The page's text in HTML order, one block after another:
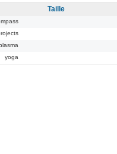
Taille
yoga